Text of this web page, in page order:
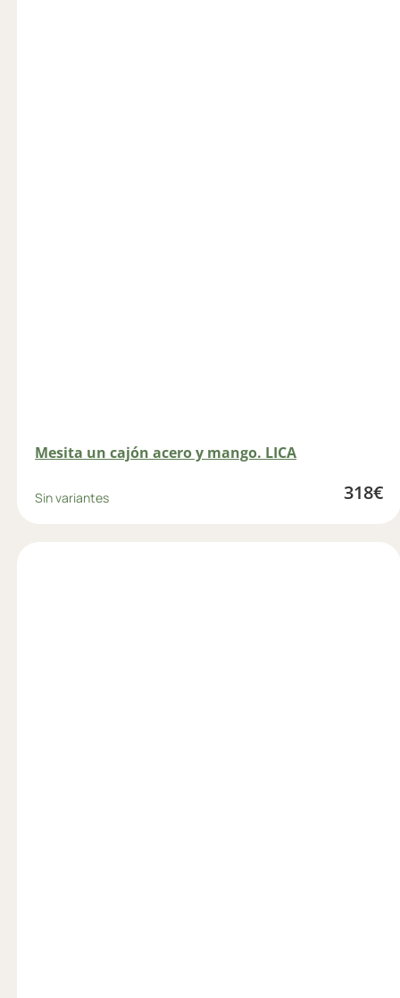
Mesita un cajón acero y mango. LICA
Sin variantes 318€